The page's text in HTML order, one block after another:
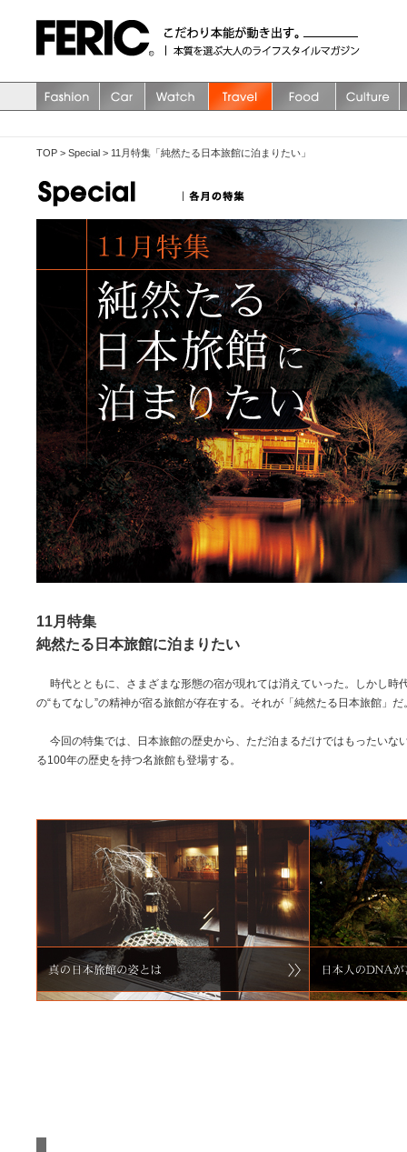
TOP > Special > 11月特集「純然たる日本旅館に泊まりたい」
11月特集
純然たる日本旅館に泊まりたい
時代とともに、さまざまな形態の宿が現れては消えていった。しかし時
の“もてなし”の精神が宿る旅館が存在する。それが「純然たる日本旅館」だ
今回の特集では、日本旅館の歴史から、ただ泊まるだけではもったいな
る100年の歴史を持つ名旅館も登場する。